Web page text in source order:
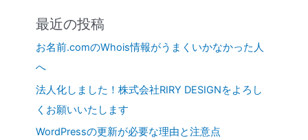
最近の投稿
お名前.comのWhois情報がうまくいかなかった人
へ
法人化しました！株式会社RIRY DESIGNをよろし
くお願いいたします
WordPressの更新が必要な理由と注意点